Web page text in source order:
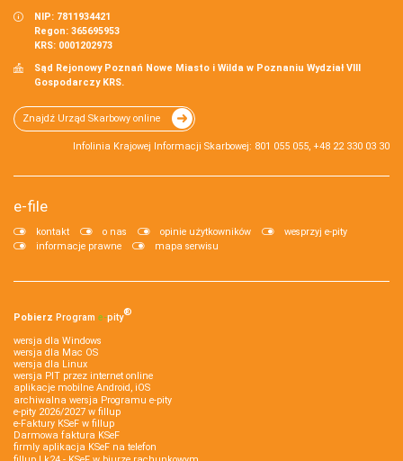
NIP: 7811934421
Regon: 365695953
KRS: 0001202973
Sąd Rejonowy Poznań Nowe Miasto i Wilda w Poznaniu Wydział VIII
Gospodarczy KRS.
Znajdź Urząd Skarbowy online
Infolinia Krajowej Informacji Skarbowej: 801 055 055, +48 22 330 03 30
e-file
kontakt o nas opinie użytkowników
wesprzyj e-pity
informacje prawne
mapa serwisu
Pobierz Program e‑pity®
wersja dla Windows
wersja dla Mac OS
wersja dla Linux
wersja PIT przez internet online
aplikacje mobilne Android, iOS
archiwalna wersja Programu e-pity
e-pity 2026/2027 w fillup
e‑Faktury KSeF w fillup
Darmowa faktura KSeF
firmly aplikacja KSeF na telefon